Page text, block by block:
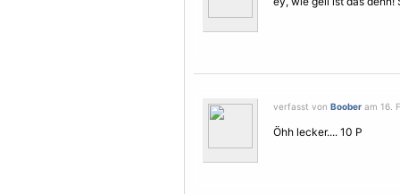
verfasst von Boober am 16.
Öhh lecker.... 10 P